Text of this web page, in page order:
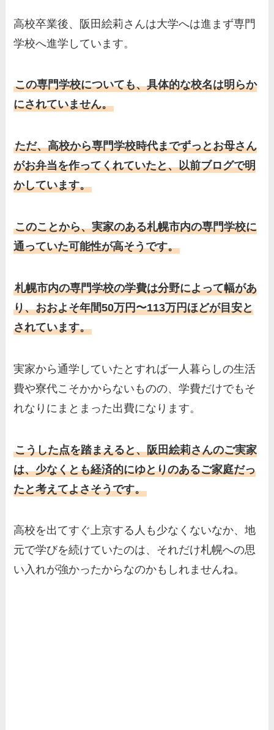
高校卒業後、阪田絵莉さんは大学へは進まず専門
学校へ進学しています。
この専門学校についても、具体的な校名は明らか
にされていません。
ただ、高校から専門学校時代までずっとお母さん
がお弁当を作ってくれていたと、以前ブログで明
かしています。
このことから、実家のある札幌市内の専門学校に
通っていた可能性が高そうです。
札幌市内の専門学校の学費は分野によって幅があ
り、おおよそ年間50万円〜113万円ほどが目安と
されています。
実家から通学していたとすれば一人暮らしの生活
費や寮代こそかからないものの、学費だけでもそ
れなりにまとまった出費になります。
こうした点を踏まえると、阪田絵莉さんのご実家
は、少なくとも経済的にゆとりのあるご家庭だっ
たと考えてよさそうです。
高校を出てすぐ上京する人も少なくないなか、地
元で学びを続けていたのは、それだけ札幌への思
い入れが強かったからなのかもしれませんね。